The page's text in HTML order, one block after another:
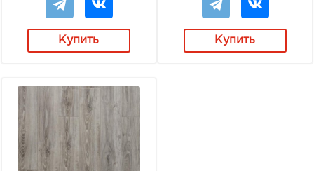
Купить Купить